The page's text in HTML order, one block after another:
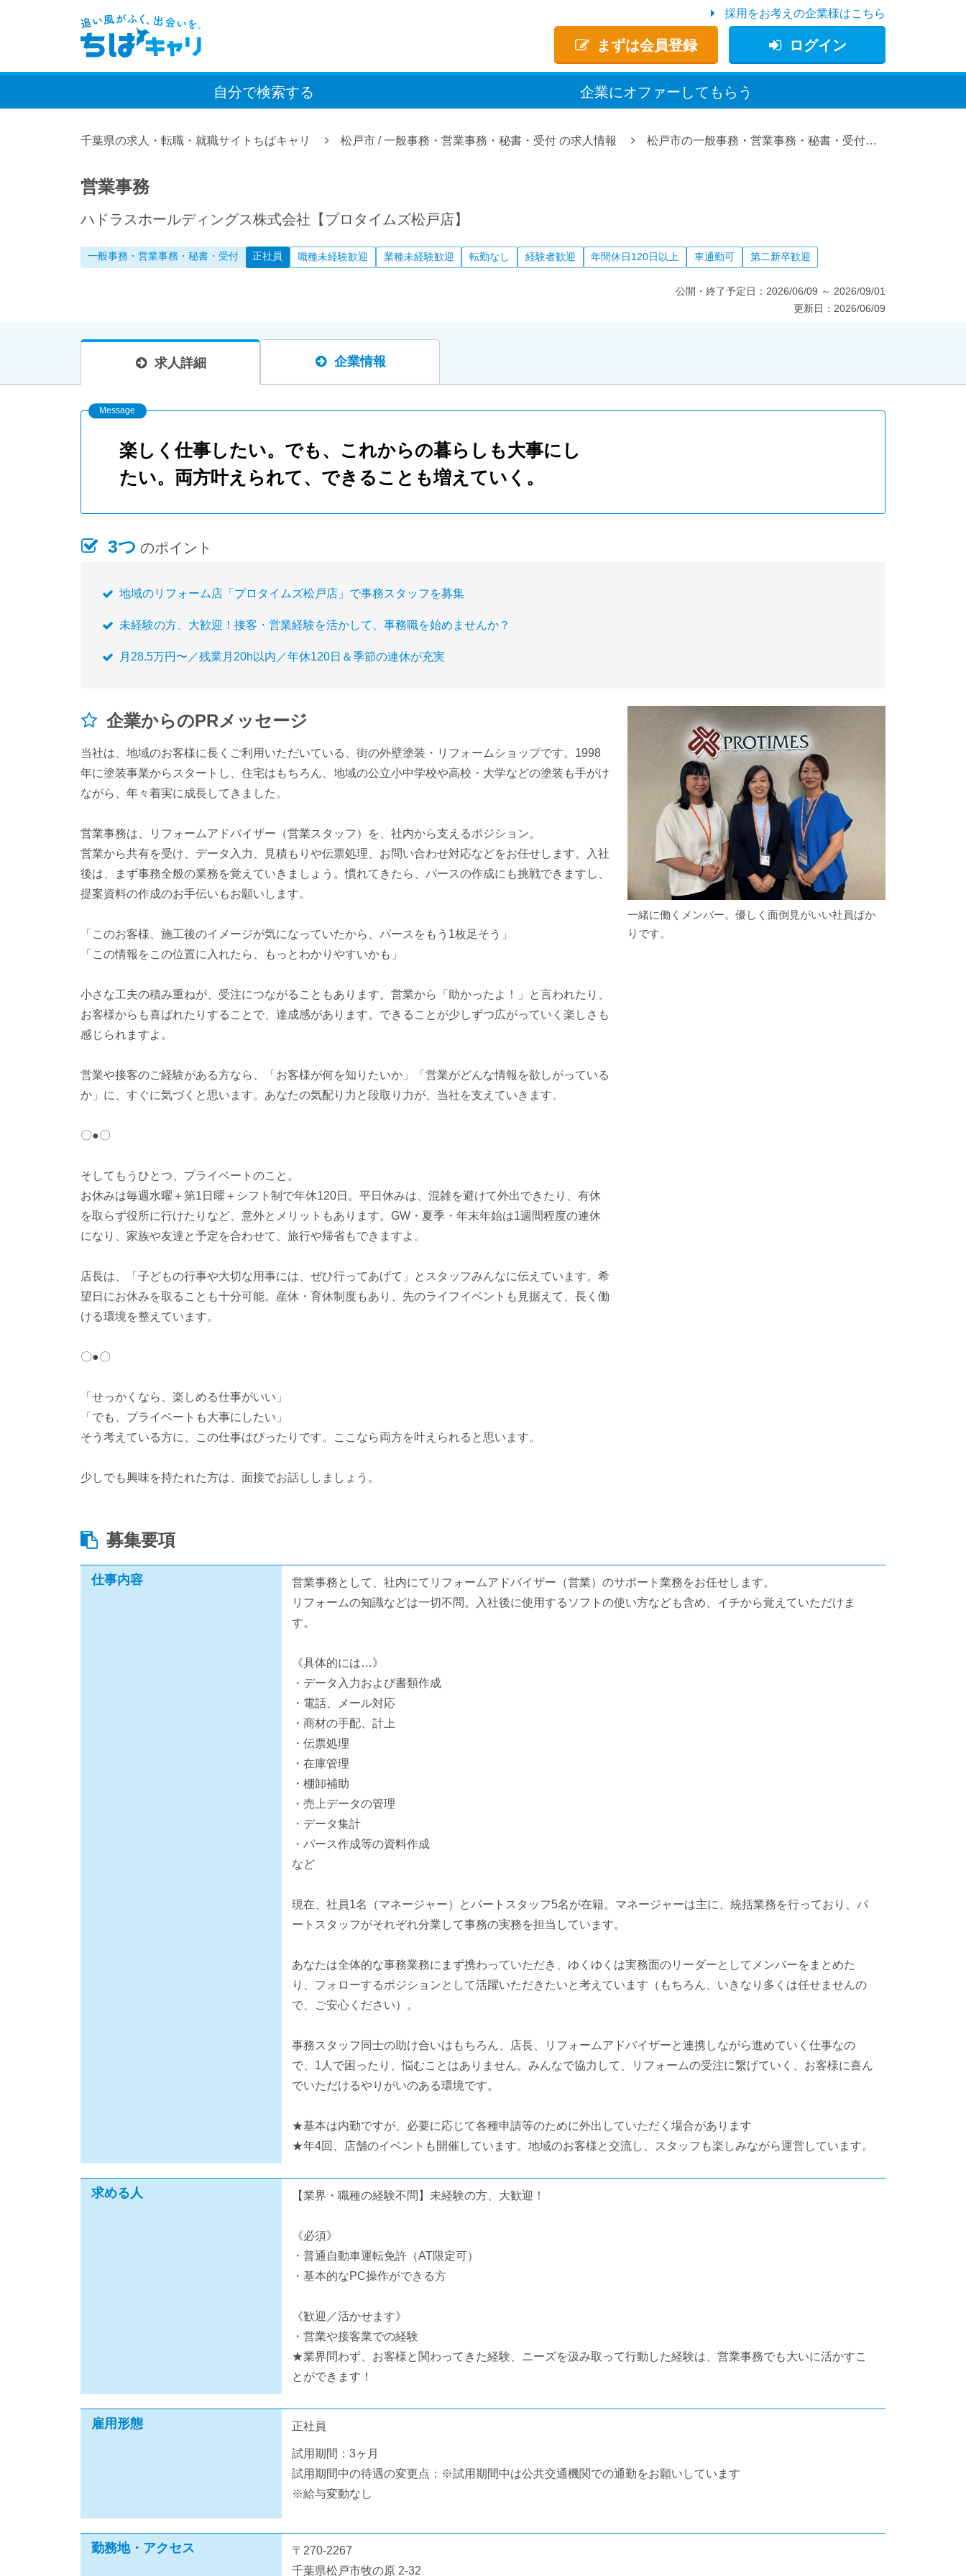
まずは会員登録 ログイン
採用をお考えの企業様はこちら
自分で検索する 企業にオファー してもらう
千葉県の求人・転職・就職サイトちばキャリ 松戸市 /一般事務・営業事務・秘書・受付 の求人情報 松戸市の一般事務・営業事務・秘書・受付の求人情報
営業事務
ハドラスホールディングス株式会社【プロタイムズ松戸店】
一般事務・営業事務・秘書・受付 正社員 職種未経験歓迎 業種未経験歓迎 転勤なし 経験者歓迎 年間休日120日以上 車通勤可 第二新卒歓迎
公開・終了予定日： 2026/06/09 ～ 2026/09/01
更新日： 2026/06/09
求人詳細 企業情報
楽しく仕事したい。でも、これからの暮らしも大事にし
たい。両方叶えられて、できることも増えていく。
3つ のポイント
地域のリフォーム店「プロタイムズ松戸店」で事務スタッフを募集
未経験の方、大歓迎！接客・営業経験を活かして、事務職を始めませんか？
月28.5万円〜／残業月20h以内／年休120日＆季節の連休が充実
企業からのPRメッセージ
当社は、地域のお客様に長くご利用いただいている、街の外壁塗装・リフォームショップです。1998
年に塗装事業からスタートし、住宅はもちろん、地域の公立小中学校や高校・大学などの塗装も手がけ
ながら、年々着実に成長してきました。
営業事務は、リフォームアドバイザー（営業スタッフ）を、社内から支えるポジション。
営業から共有を受け、データ入力、見積もりや伝票処理、お問い合わせ対応などをお任せします。入社
後は、まず事務全般の業務を覚えていきましょう。慣れてきたら、パースの作成にも挑戦できますし、
提案資料の作成のお手伝いもお願いします。
「このお客様、施工後のイメージが気になっていたから、パースをもう1枚足そう」
「この情報をこの位置に入れたら、もっとわかりやすいかも」
小さな工夫の積み重ねが、受注につながることもあります。営業から「助かったよ！」と言われたり、
お客様からも喜ばれたりすることで、達成感があります。できることが少しずつ広がっていく楽しさも
感じられますよ。
営業や接客のご経験がある方なら、「お客様が何を知りたいか」「営業がどんな情報を欲しがっている
か」に、すぐに気づくと思います。あなたの気配り力と段取り力が、当社を支えていきます。
〇●〇
そしてもうひとつ、プライベートのこと。
お休みは毎週水曜＋第1日曜＋シフト制で年休120日。平日休みは、混雑を避けて外出できたり、有休
を取らず役所に行けたりなど、意外とメリットもあります。GW・夏季・年末年始は1週間程度の連休
になり、家族や友達と予定を合わせて、旅行や帰省もできますよ。
店長は、「子どもの行事や大切な用事には、ぜひ行ってあげて」とスタッフみんなに伝えています。希
望日にお休みを取ることも十分可能。産休・育休制度もあり、先のライフイベントも見据えて、長く働
ける環境を整えています。
〇●〇
「せっかくなら、楽しめる仕事がいい」
「でも、プライベートも大事にしたい」
そう考えている方に、この仕事はぴったりです。ここなら両方を叶えられると思います。
少しでも興味を持たれた方は、面接でお話ししましょう。
一緒に働くメンバー。優しく面倒見がいい社員ばか
りです。
募集要項
仕事内容
営業事務として、社内にてリフォームアドバイザー（営業）のサポート業務をお任せします。
リフォームの知識などは一切不問。入社後に使用するソフトの使い方なども含め、イチから覚えていただけま
す。
《具体的には…》
・データ入力および書類作成
・電話、メール対応
・商材の手配、計上
・伝票処理
・在庫管理
・棚卸補助
・売上データの管理
・データ集計
・パース作成等の資料作成
など
現在、社員1名（マネージャー）とパートスタッフ5名が在籍。マネージャーは主に、統括業務を行っており、パ
ートスタッフがそれぞれ分業して事務の実務を担当しています。
あなたは全体的な事務業務にまず携わっていただき、ゆくゆくは実務面のリーダーとしてメンバーをまとめた
り、フォローするポジションとして活躍いただきたいと考えています（もちろん、いきなり多くは任せませんの
で、ご安心ください）。
事務スタッフ同士の助け合いはもちろん、店長、リフォームアドバイザーと連携しながら進めていく仕事なの
で、1人で困ったり、悩むことはありません。みんなで協力して、リフォームの受注に繋げていく、お客様に喜ん
でいただけるやりがいのある環境です。
★基本は内勤ですが、必要に応じて各種申請等のために外出していただく場合があります
★年4回、店舗のイベントも開催しています。地域のお客様と交流し、スタッフも楽しみながら運営しています。
求める人 【業界・職種の経験不問】未経験の方、大歓迎！
《必須》
・普通自動車運転免許（AT限定可）
・基本的なPC操作ができる方
《歓迎／活かせます》
・営業や接客業での経験
★業界問わず、お客様と関わってきた経験、ニーズを汲み取って行動した経験は、営業事務でも大いに活かすこ
とができます！
雇用形態 正社員
試用期間：3ヶ月
試用期間中の待遇の変更点：※試用期間中は公共交通機関での通勤をお願いしています
※給与変動なし
勤務地・アクセス
〒270-2267
千葉県松戸市牧の原 2-32